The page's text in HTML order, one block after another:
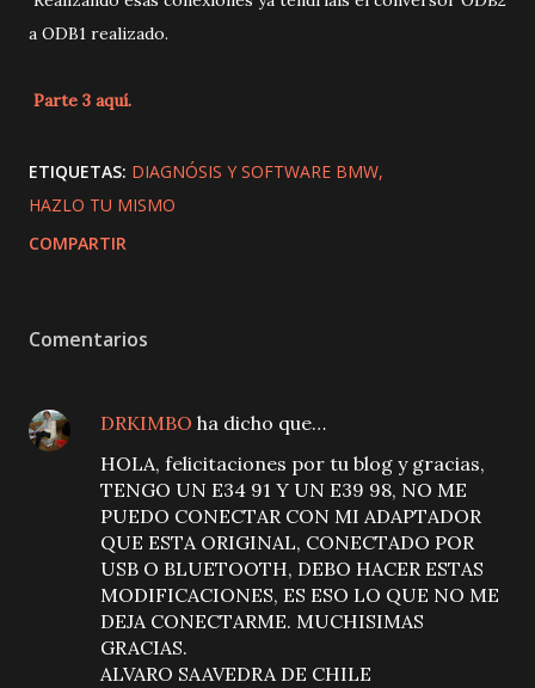
a ODB1 realizado.
Parte 3 aquí.
ETIQUETAS: DIAGNÓSIS Y SOFTWARE BMW
HAZLO TU MISMO
COMPARTIR
Comentarios
DRKIMBO ha dicho que…
HOLA, felicitaciones por tu blog y gracias,
TENGO UN E34 91 Y UN E39 98, NO ME
PUEDO CONECTAR CON MI ADAPTADOR
QUE ESTA ORIGINAL, CONECTADO POR
USB O BLUETOOTH, DEBO HACER ESTAS
MODIFICACIONES, ES ESO LO QUE NO ME
DEJA CONECTARME. MUCHISIMAS
GRACIAS.
ALVARO SAAVEDRA DE CHILE